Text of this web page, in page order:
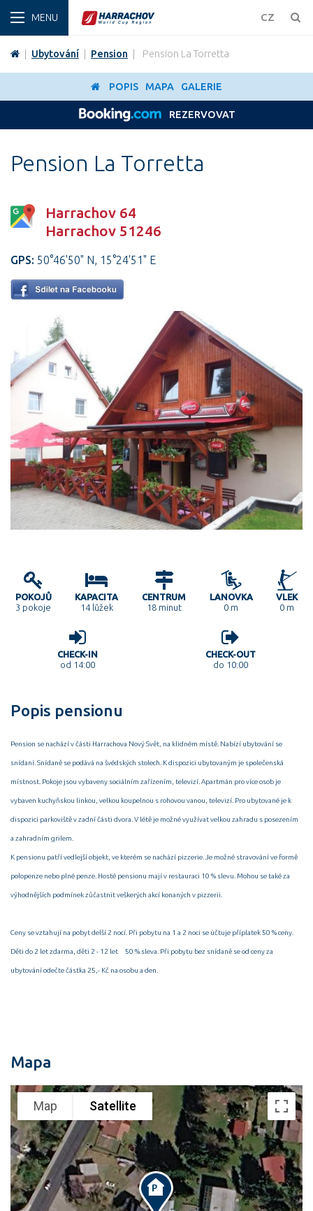
CZ
ZIMA
Ubytování Pension Pension La Torretta
POPIS MAPA GALERIE
REZERVOVAT
Pension La Torretta
Harrachov 64
Harrachov 51246
GPS: 50°46'50" N, 15°24'51" E
POKOJŮ
3 pokoje
KAPACITA
14 lůžek
CENTRUM
18 minut
LANOVKA
0 m
VLEK
0 m
CHECK-IN
od 14:00
CHECK-OUT
do 10:00
Popis pensionu
Pension se nachází v části Harrachova Nový Svět, na klidném místě. Nabízí ubytování se
snídaní. Snídaně se podává na švédských stolech. K dispozici ubytovaným je společenská
místnost. Pokoje jsou vybaveny sociálním zařízením, televizí. Apartmán pro více osob je
vybaven kuchyňskou linkou, velkou koupelnou s rohovou vanou, televizí. Pro ubytované je k
dispozici parkoviště v zadní části dvora. V létě je možné využívat velkou zahradu s posezením
a zahradním grilem.
K pensionu patří vedlejší objekt, ve kterém se nachází pizzerie. Je možné stravování ve formě
polopenze nebo plné penze. Hosté pensionu mají v restauraci 10 % slevu. Mohou se také za
výhodnějších podmínek zůčastnit veškerých akcí konaných v pizzerii.
Ceny se vztahují na pobyt delší 2 nocí. Při pobytu na 1 a 2 noci se účtuje příplatek 50 % ceny.
Děti do 2 let zdarma, děti 2 - 12 let 50 % sleva. Při pobytu bez snídaně se od ceny za
ubytování odečte částka 25,- Kč na osobu a den.
Mapa
Map Satellite